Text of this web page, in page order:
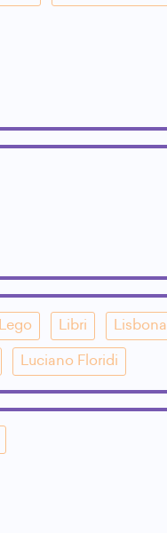
Lego Libri Lisbona
Luciano Floridi